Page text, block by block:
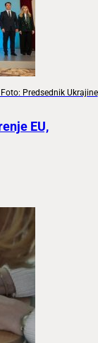
Predsednik Ukrajine
EU,